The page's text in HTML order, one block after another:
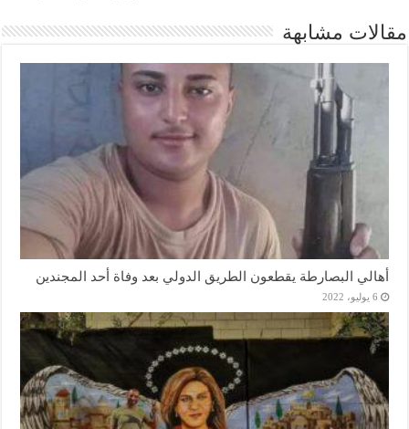
مقالات مشابهة
أهالي البصارطة يقطعون الطريق الدولي بعد وفاة أحد المجندين
6 يوليو، 2022